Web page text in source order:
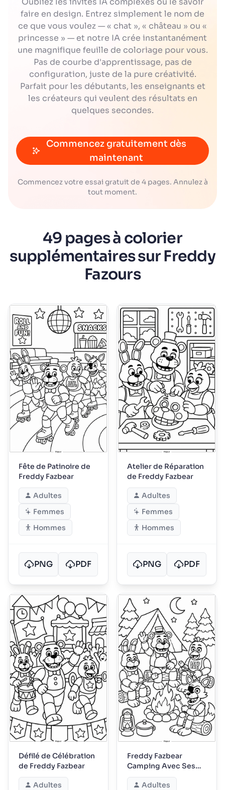
faire en design. Entrez simplement le nom de
ce que vous voulez — « chat », « château » ou «
princesse » — et notre IA crée instantanément
une magnifique feuille de coloriage pour vous.
Pas de courbe d'apprentissage, pas de
configuration, juste de la pure créativité.
Parfait pour les débutants, les enseignants et
les créateurs qui veulent des résultats en
quelques secondes.
Commencez gratuitement dès
maintenant
Commencez votre essai gratuit de 4 pages. Annulez à
tout moment.
49 pages à colorier
supplémentaires sur Freddy
Fazours
Fête de Patinoire de
Freddy Fazbear
Adultes
Femmes
Hommes
PNG PDF
Atelier de Réparation
de Freddy Fazbear
Adultes
Femmes
Hommes
PNG PDF
Défilé de Célébration
de Freddy Fazbear
Adultes
Freddy Fazbear
Camping Avec Ses
Amis
Adultes